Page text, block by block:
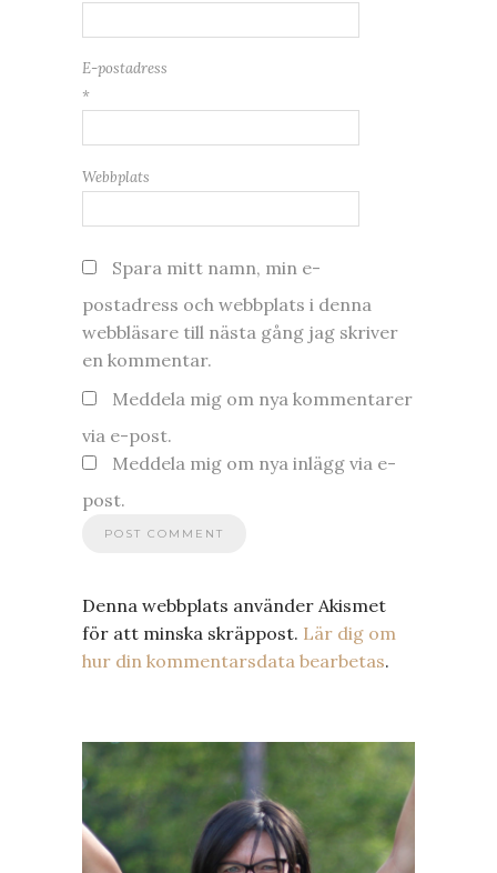
E-postadress
*
Webbplats
Spara mitt namn, min e-
postadress och webbplats i denna
webbläsare till nästa gång jag skriver
en kommentar.
Meddela mig om nya kommentarer
via e-post.
Meddela mig om nya inlägg via e-
post.
Denna webbplats använder Akismet
för att minska skräppost. Lär dig om
hur din kommentarsdata bearbetas.